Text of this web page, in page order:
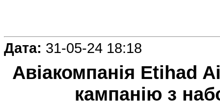
Дата: 31-05-24 18:18
Авіакомпанія Etihad
кампанію з